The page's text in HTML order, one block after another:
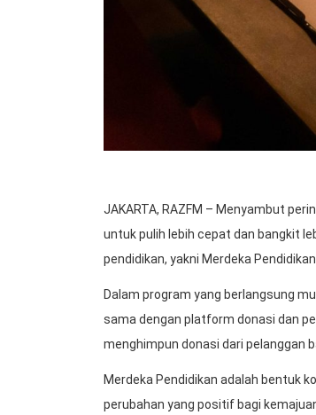
JAKARTA, RAZFM – Menyambut
untuk pulih lebih cepat dan bangkit
pendidikan, yakni Merdeka Pendidikan.
Dalam program yang berlangsung
sama dengan platform donasi dan
menghimpun donasi dari pelanggan
Merdeka Pendidikan adalah bentuk
perubahan yang positif bagi